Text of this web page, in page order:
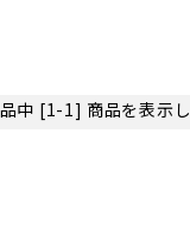
中 [1-1] 商品を表示